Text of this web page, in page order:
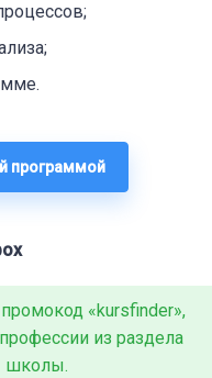
программой
«kursfinder»,
из раздела
школы.